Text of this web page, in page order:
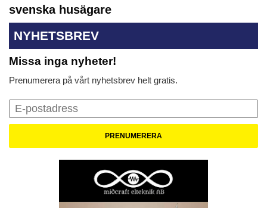
svenska husägare
NYHETSBREV
Missa inga nyheter!
Prenumerera på vårt nyhetsbrev helt gratis.